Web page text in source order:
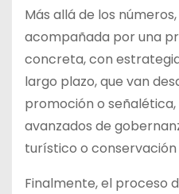
Más allá de los
acompañada por una
concreta, con
largo plazo, que van
promoción o
avanzados de
turístico o
Finalmente, el proceso